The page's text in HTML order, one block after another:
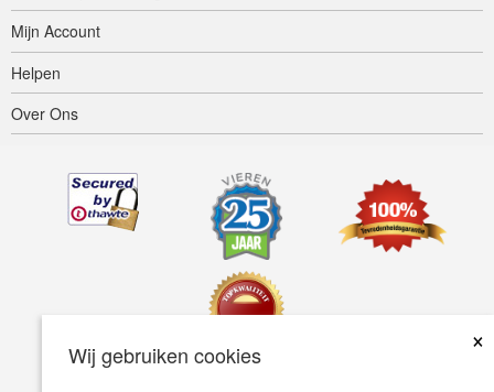
Wij gebruiken cookies
×
Mijn Account
Helpen
Over Ons